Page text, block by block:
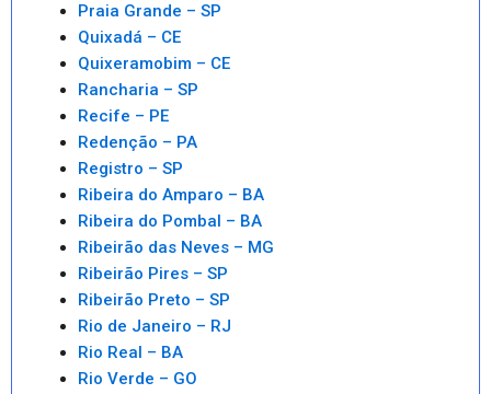
Praia Grande – SP
Quixadá – CE
Quixeramobim – CE
Rancharia – SP
Recife – PE
Redenção – PA
Registro – SP
Ribeira do Amparo – BA
Ribeira do Pombal – BA
Ribeirão das Neves – MG
Ribeirão Pires – SP
Ribeirão Preto – SP
Rio de Janeiro – RJ
Rio Real – BA
Rio Verde – GO